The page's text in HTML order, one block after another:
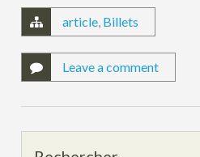
article, Billets
Leave a comment